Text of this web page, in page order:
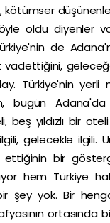
kötümser
oldu diyenler
de
Türkiye'nin yerli
bugün
beş yıldızlı bir
gelecekle ilgili.
bir
hem Türkiye
şey yok. Bir
ortasında